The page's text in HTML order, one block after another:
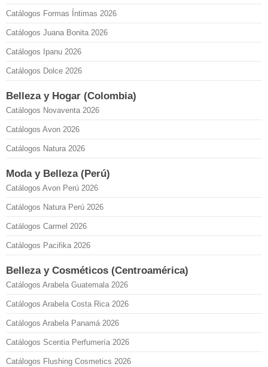
Catálogos Formas Íntimas 2026
Catálogos Juana Bonita 2026
Catálogos Ipanu 2026
Catálogos Dolce 2026
Belleza y Hogar (Colombia)
Catálogos Novaventa 2026
Catálogos Avon 2026
Catálogos Natura 2026
Moda y Belleza (Perú)
Catálogos Avon Perú 2026
Catálogos Natura Perú 2026
Catálogos Carmel 2026
Catálogos Pacifika 2026
Belleza y Cosméticos (Centroamérica)
Catálogos Arabela Guatemala 2026
Catálogos Arabela Costa Rica 2026
Catálogos Arabela Panamá 2026
Catálogos Scentia Perfumería 2026
Catálogos Flushing Cosmetics 2026